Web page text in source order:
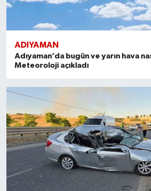
ADIYAMAN
Adıyaman’da bugün ve yarın hava
Meteoroloji açıkladı